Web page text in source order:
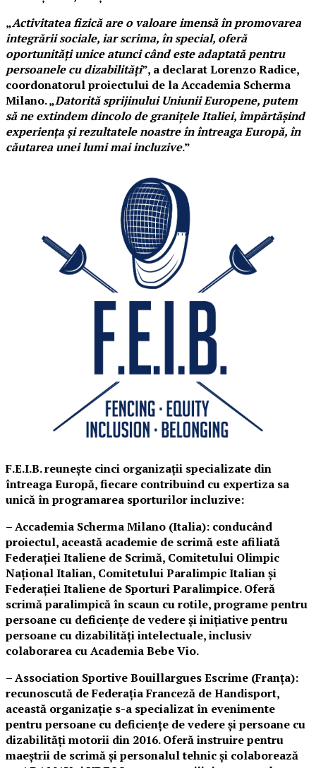
„Activitatea fizică are o valoare imensă în promovarea
integrării sociale, iar scrima, în special, oferă
oportunități unice atunci când este adaptată pentru
persoanele cu dizabilități”, a declarat Lorenzo Radice,
coordonatorul proiectului de la Accademia Scherma
Milano. „Datorită sprijinului Uniunii Europene, putem
să ne extindem dincolo de granițele Italiei, împărtășind
experiența și rezultatele noastre în întreaga Europă, în
căutarea unei lumi mai incluzive.”
F.E.I.B. reunește cinci organizații specializate din
întreaga Europă, fiecare contribuind cu expertiza sa
unică în programarea sporturilor incluzive:
– Accademia Scherma Milano (Italia): conducând
proiectul, această academie de scrimă este afiliată
Federației Italiene de Scrimă, Comitetului Olimpic
Național Italian, Comitetului Paralimpic Italian și
Federației Italiene de Sporturi Paralimpice. Oferă
scrimă paralimpică în scaun cu rotile, programe pentru
persoane cu deficiențe de vedere și inițiative pentru
persoane cu dizabilități intelectuale, inclusiv
colaborarea cu Academia Bebe Vio.
– Association Sportive Bouillargues Escrime (Franța):
recunoscută de Federația Franceză de Handisport,
această organizație s-a specializat în evenimente
pentru persoane cu deficiențe de vedere și persoane cu
dizabilități motorii din 2016. Oferă instruire pentru
maeștrii de scrimă și personalul tehnic și colaborează